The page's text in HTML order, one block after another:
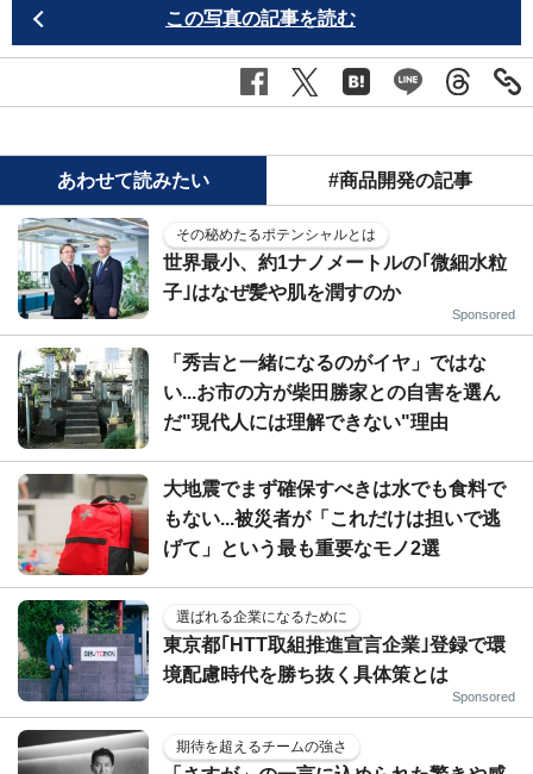
この写真の記事を読む
あわせて読みたい #商品開発の記事
その秘めたるポテンシャルとは
世界最小、約1ナノメートルの｢微細水粒
子｣はなぜ髪や肌を潤すのか
Sponsored
「秀吉と一緒になるのがイヤ」ではな
い...お市の方が柴田勝家との自害を選ん
だ"現代人には理解できない"理由
大地震でまず確保すべきは水でも食料で
もない...被災者が「これだけは担いで逃
げて」という最も重要なモノ2選
選ばれる企業になるために
東京都｢HTT取組推進宣言企業｣登録で環
境配慮時代を勝ち抜く具体策とは
Sponsored
期待を超えるチームの強さ